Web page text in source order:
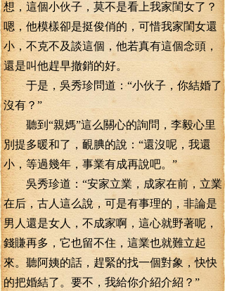
想，這個小伙子，莫不是看上我家閨女了？
嗯，他模樣卻是挺俊俏的，可惜我家閨女還
小，不克不及談這個，他若真有這個念頭，
還是叫他趕早撤銷的好。
于是，吳秀珍問道：“小伙子，你結婚了
沒有？”
聽到“親媽”這么關心的詢問，李毅心里
別提多暖和了，靦腆的說：“還沒呢，我還
小，等過幾年，事業有成再說吧。”
吳秀珍道：“安家立業，成家在前，立業
在后，古人這么說，可是有事理的，非論是
男人還是女人，不成家啊，這心就野著呢，
錢賺再多，它也留不住，這業也就難立起
來。聽阿姨的話，趕緊的找一個對象，快快
的把婚結了。要不，我給你介紹介紹？”